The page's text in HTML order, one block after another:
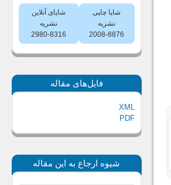
شاپا چاپی
نشریه
2008-8876
شاپای آنلاین
نشریه
2980-8316
فایل‌های مقاله
XML
PDF
شیوه ارجاع به این مقاله